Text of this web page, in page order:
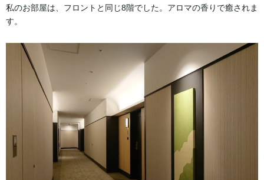
私のお部屋は、フロントと同じ8階でした。アロマの香りで癒されま
す。